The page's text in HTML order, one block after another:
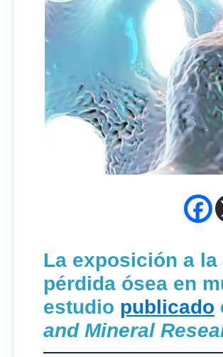
La exposición a
pérdida ósea en
estudio publicado
and Mineral